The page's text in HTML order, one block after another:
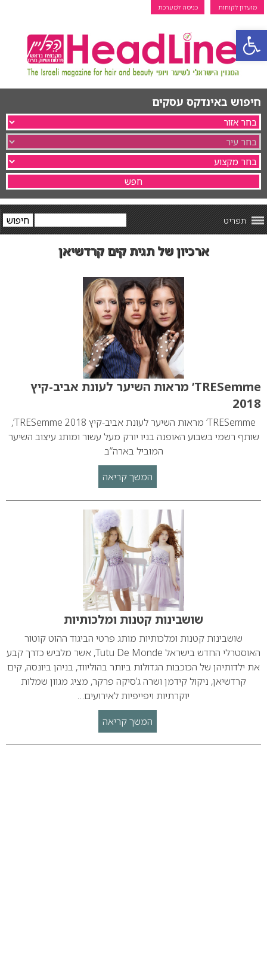
פתח סרגל נגישות
מועדון לקוחות כניסה למערכת
חיפוש באינדקס עסקים
תפריט
ארכיון של תגית קים קרדשיאן
TRESemme’ מראות השיער לעונת אביב-קיץ
2018
TRESemme’ מראות השיער לעונת אביב-קיץ 2018 TRESemme’,
שותף רשמי בשבוע האופנה בניו יורק מעל עשור ומותג עיצוב השיער
המוביל בארה”ב
המשך קריאה
שושבינות קטנות ומלכותיות
שושבינות קטנות ומלכותיות מותג פרטי הביגוד ההוט קוטור
האוסטרלי החדש בישראל Tutu De Monde, אשר מלביש כדרך קבע
את ילדותיהן של הכוכבות הגדולות ביותר בהוליווד, בניהן ביונסה, קים
קרדשיאן, ניקול קידמן ושרה ג’סיקה פרקר, מציג מגוון שמלות
יוקרתיות ויפייפיות לאירועים…
המשך קריאה